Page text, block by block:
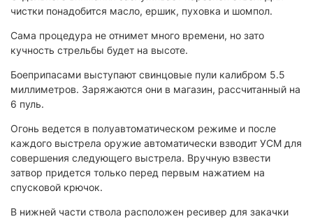
чистки понадобится масло, ершик, пуховка и шомпол.
Сама процедура не отнимет много времени, но зато
кучность стрельбы будет на высоте.
Боеприпасами выступают свинцовые пули калибром 5.5
миллиметров. Заряжаются они в магазин, рассчитанный на
6 пуль.
Огонь ведется в полуавтоматическом режиме и после
каждого выстрела оружие автоматически взводит УСМ для
совершения следующего выстрела. Вручную взвести
затвор придется только перед первым нажатием на
спусковой крючок.
В нижней части ствола расположен ресивер для закачки